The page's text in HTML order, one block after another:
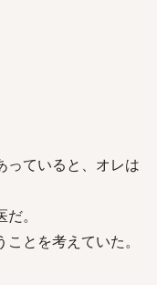
っていると、オレは
。
とを考えていた。